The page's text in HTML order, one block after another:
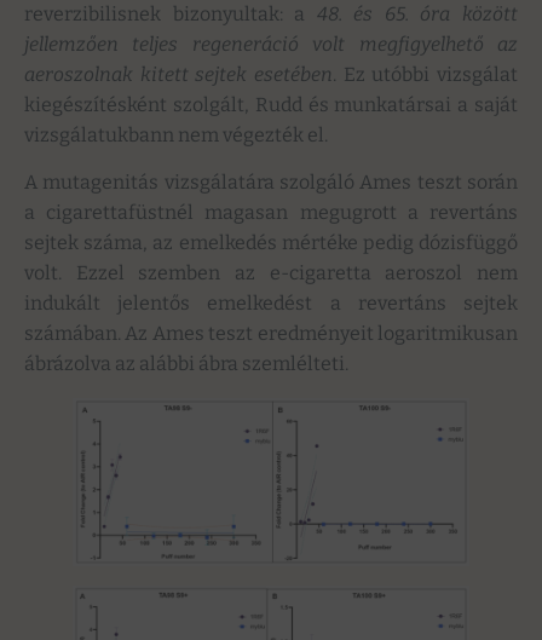
reverzibilisnek bizonyultak: a 48. és 65. óra között
jellemzően teljes regeneráció volt megfigyelhető az
aeroszolnak kitett sejtek esetében. Ez utóbbi vizsgálat
kiegészítésként szolgált, Rudd és munkatársai a saját
vizsgálatukbann nem végezték el.
A mutagenitás vizsgálatára szolgáló Ames teszt során
a cigarettafüstnél magasan megugrott a revertáns
sejtek száma, az emelkedés mértéke pedig dózisfüggő
volt. Ezzel szemben az e-cigaretta aeroszol nem
indukált jelentős emelkedést a revertáns sejtek
számában. Az Ames teszt eredményeit logaritmikusan
ábrázolva az alábbi ábra szemlélteti.